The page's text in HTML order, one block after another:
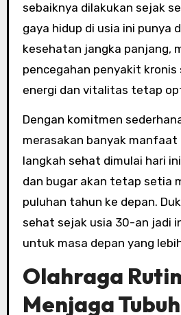
sebaiknya dilakukan sejak
gaya hidup di usia ini punya
kesehatan jangka panjang,
pencegahan penyakit kronis
energi dan vitalitas tetap
Dengan komitmen
merasakan banyak
langkah sehat dimulai hari
dan bugar akan tetap setia
puluhan tahun ke depan.
sehat sejak usia 30-an jadi
untuk masa depan yang
Olahraga
Menjaga